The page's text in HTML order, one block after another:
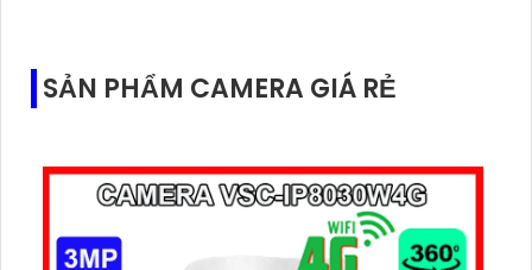
SẢN PHẨM CAMERA GIÁ RẺ